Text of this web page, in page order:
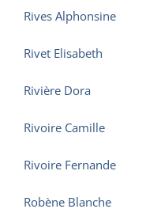
Rives Alphonsine
Rivet Elisabeth
Rivière Dora
Rivoire Camille
Rivoire Fernande
Robène Blanche